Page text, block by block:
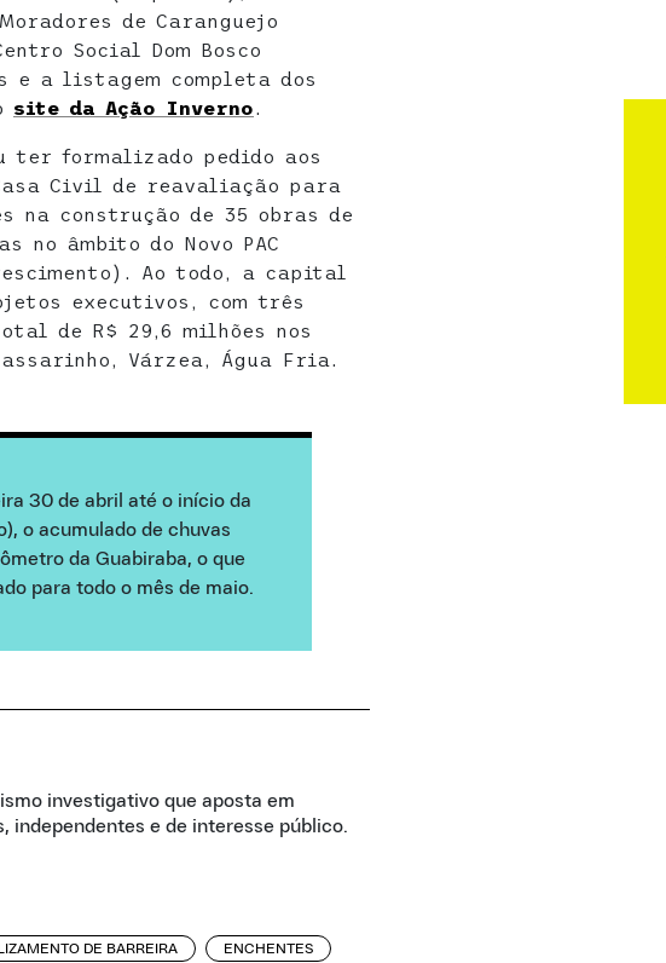
de Caranguejo
Social Dom Bosco
e a listagem completa dos
site da Ação Inverno.
ter formalizado pedido aos
Civil de reavaliação para
na construção de 35 obras de
no âmbito do Novo PAC
Ao todo, a capital
executivos, com três
de R$ 29,6 milhões nos
Várzea, Água Fria.
30 de abril até o início da
o acumulado de chuvas
da Guabiraba, o que
para todo o mês de maio.
investigativo que aposta em
independentes e de interesse público.
DE BARREIRA ENCHENTES